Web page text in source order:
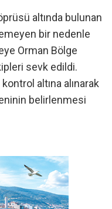
altında bulunan
bir nedenle
Orman Bölge
sevk edildi.
altına alınarak
belirlenmesi